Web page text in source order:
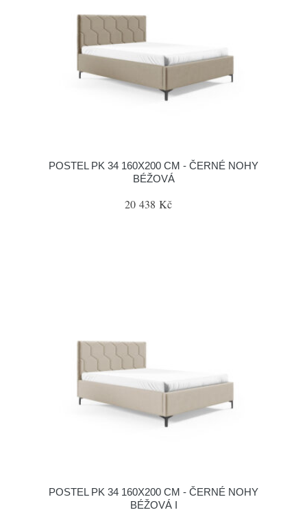
POSTEL PK 34 160X200 CM - ČERNÉ NOHY
BÉŽOVÁ
20 438 Kč
POSTEL PK 34 160X200 CM - ČERNÉ NOHY
BÉŽOVÁ I